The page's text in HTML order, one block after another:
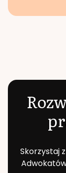
Skorzystaj